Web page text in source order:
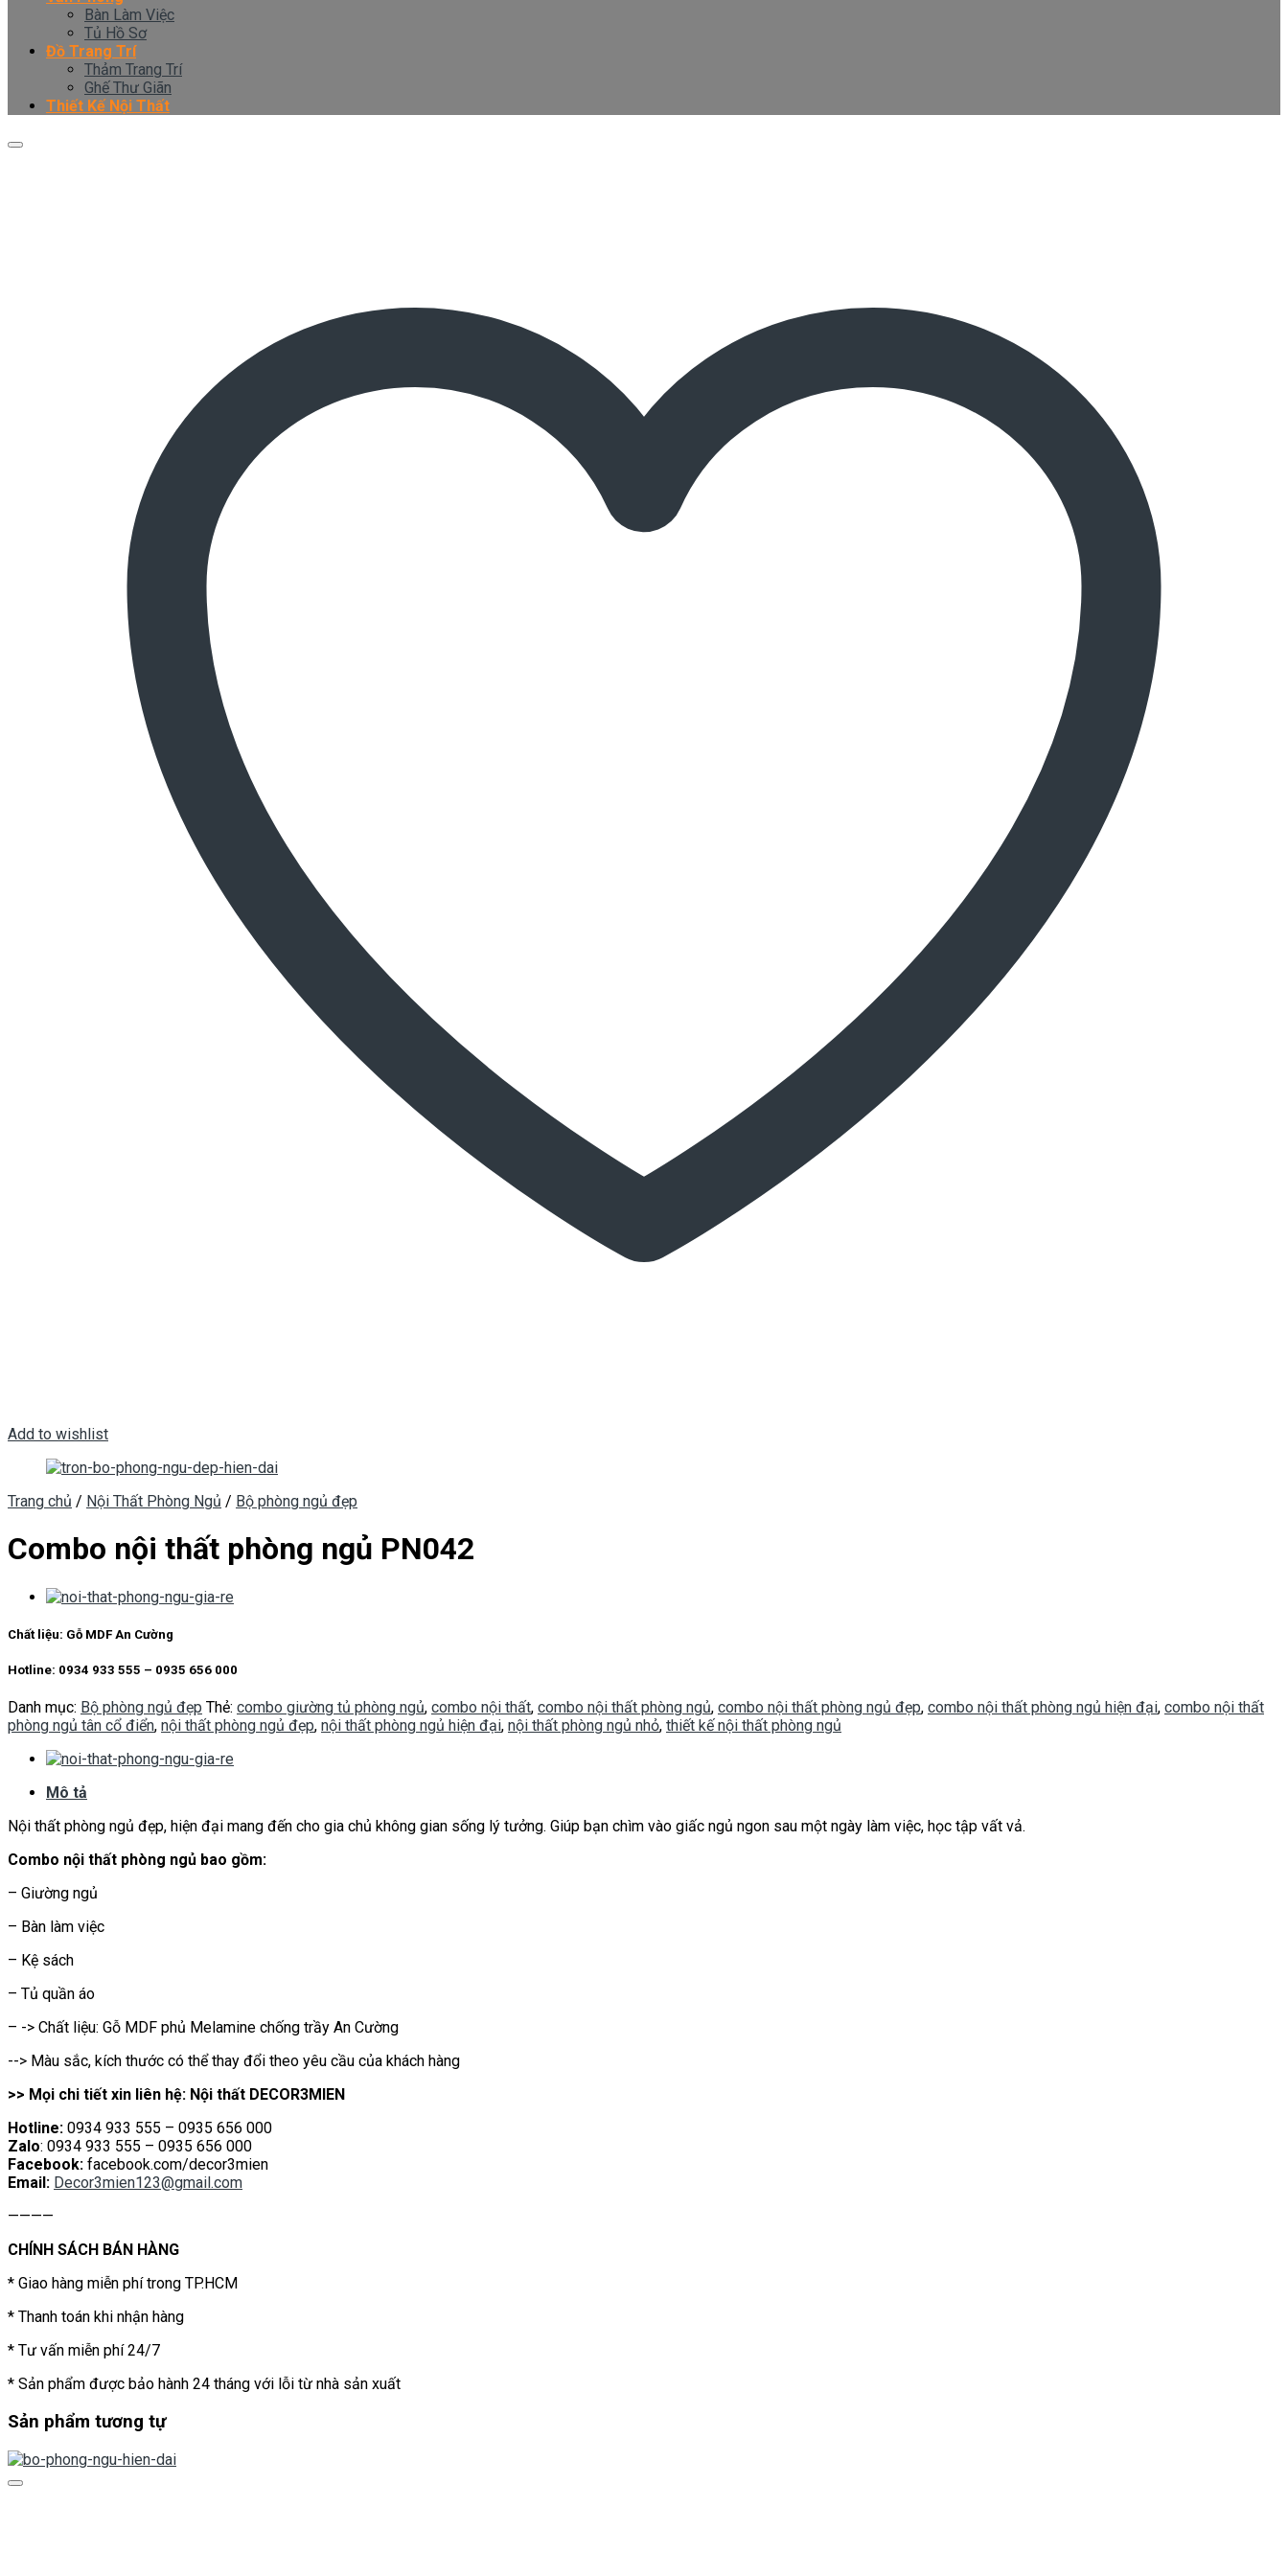
Bàn Làm Việc
Tủ Hồ Sơ
Đồ Trang Trí
Thảm Trang Trí
Ghế Thư Giãn
Thiết Kế Nội Thất
Add to wishlist
Trang chủ / Nội Thất Phòng Ngủ / Bộ phòng ngủ đẹp
Combo nội thất phòng ngủ PN042
Chất liệu: Gỗ MDF An Cường
Hotline: 0934 933 555 – 0935 656 000
Danh mục: Bộ phòng ngủ đẹp Thẻ: combo giường tủ phòng ngủ, combo nội thất, combo nội thất phòng ngủ, combo nội thất phòng ngủ đẹp, combo nội thất phòng ngủ hiện đại, combo nội thất
phòng ngủ tân cổ điển, nội thất phòng ngủ đẹp, nội thất phòng ngủ hiện đại, nội thất phòng ngủ nhỏ, thiết kế nội thất phòng ngủ
Mô tả
Nội thất phòng ngủ đẹp, hiện đại mang đến cho gia chủ không gian sống lý tưởng. Giúp bạn chìm vào giấc ngủ ngon sau một ngày làm việc, học tập vất vả.
Combo nội thất phòng ngủ bao gồm:
– Giường ngủ
– Bàn làm việc
– Kệ sách
– Tủ quần áo
– -> Chất liệu: Gỗ MDF phủ Melamine chống trầy An Cường
--> Màu sắc, kích thước có thể thay đổi theo yêu cầu của khách hàng
>> Mọi chi tiết xin liên hệ: Nội thất DECOR3MIEN
Hotline: 0934 933 555 – 0935 656 000
Zalo: 0934 933 555 – 0935 656 000
Facebook: facebook.com/decor3mien
Email: Decor3mien123@gmail.com
————
CHÍNH SÁCH BÁN HÀNG
* Giao hàng miễn phí trong TP.HCM
* Thanh toán khi nhận hàng
* Tư vấn miễn phí 24/7
* Sản phẩm được bảo hành 24 tháng với lỗi từ nhà sản xuất
Sản phẩm tương tự